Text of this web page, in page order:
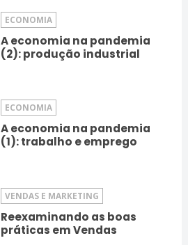
ECONOMIA
A economia na pandemia
(2): produção industrial
ECONOMIA
A economia na pandemia
(1): trabalho e emprego
VENDAS E MARKETING
Reexaminando as boas
práticas em Vendas